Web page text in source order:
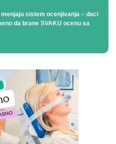
sistem ocenjivanja – đaci
da brane SVAKU ocenu sa